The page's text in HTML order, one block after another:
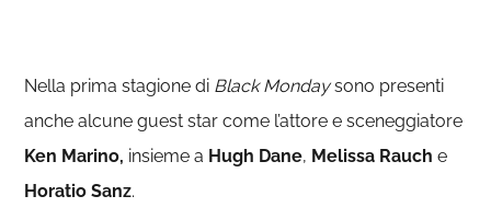
Nella prima stagione di Black Mondaysono presenti
anche alcune guest star come l’attore e sceneggiatore
Ken Marino, insieme a Hugh Dane, Melissa Rauch e
Horatio Sanz.